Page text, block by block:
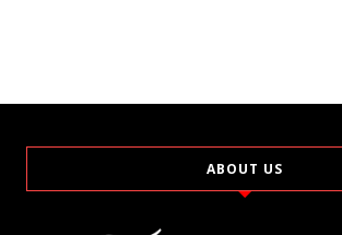
ABOUT US